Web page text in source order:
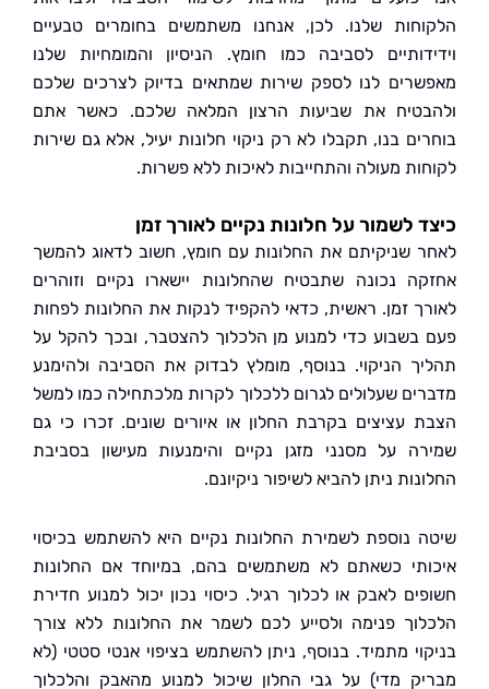
שלנו. לכן, אנחנו משתמשים בחומרים טבעיים
לסביבה כמו חומץ. הניסיון והמומחיות שלנו
לנו לספק שירות שמתאים בדיוק לצרכים שלכם
את שביעות הרצון המלאה שלכם. כאשר אתם
בנו, תקבלו לא רק ניקוי חלונות יעיל, אלא גם שירות
מעולה והתחייבות לאיכות ללא פשרות.
לשמור על חלונות נקיים לאורך זמן
שניקיתם את החלונות עם חומץ, חשוב לדאוג להמשך
נכונה שתבטיח שהחלונות יישארו נקיים וזוהרים
זמן. ראשית, כדאי להקפיד לנקות את החלונות לפחות
כדי למנוע מן הלכלוך להצטבר, ובכך להקל על
הניקוי. בנוסף, מומלץ לבדוק את הסביבה ולהימנע
שעלולים לגרום ללכלוך לקרות מלכתחילה כמו למשל
עציצים בקרבת החלון או איורים שונים. זכרו כי גם
על מסנני מזגן נקיים והימנעות מעישון בסביבת
ניתן להביא לשיפור ניקיונם.
נוספת לשמירת החלונות נקיים היא להשתמש בכיסוי
כשאתם לא משתמשים בהם, במיוחד אם החלונות
לאבק או לכלוך רגיל. כיסוי נכון יכול למנוע חדירת
פנימה ולסייע לכם לשמר את החלונות ללא צורך
מתמיד. בנוסף, ניתן להשתמש בציפוי אנטי סטטי (לא
מדי) על גבי החלון שיכול למנוע מהאבק והלכלוך